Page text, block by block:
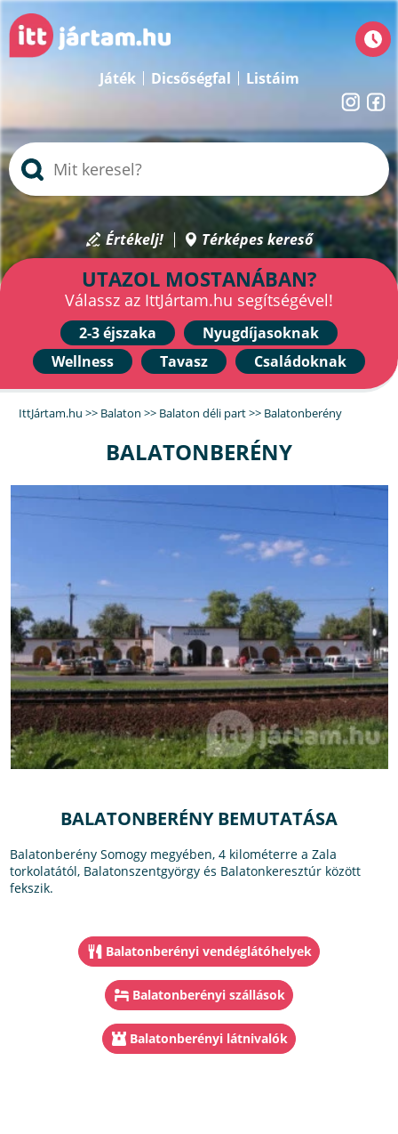
Játék Dicsőségfal Listáim
Értékelj! Térképes kereső
UTAZOL MOSTANÁBAN?
Válassz az IttJártam.hu segítségével!
2-3 éjszaka
Nyugdíjasoknak
Wellness
Tavasz Családoknak
IttJártam.hu >> Balaton >> Balaton déli part>> Balatonberény
BALATONBERÉNY
BALATONBERÉNY BEMUTATÁSA
Balatonberény Somogy megyében, 4 kilométerre a Zala
torkolatától, Balatonszentgyörgy és Balatonkeresztúr között
fekszik.
Balatonberényi vendéglátóhelyek
Balatonberényi szállások
Balatonberényi látnivalók